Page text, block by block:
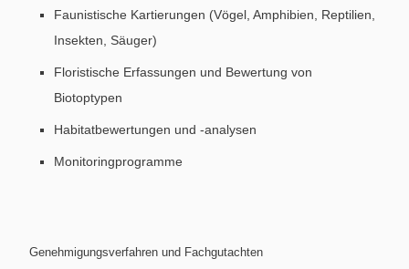
Faunistische Kartierungen (Vögel, Amphibien, Reptilien,
Insekten, Säuger)
Floristische Erfassungen und Bewertung von
Biotoptypen
Habitatbewertungen und -analysen
Monitoringprogramme
Genehmigungsverfahren und Fachgutachten